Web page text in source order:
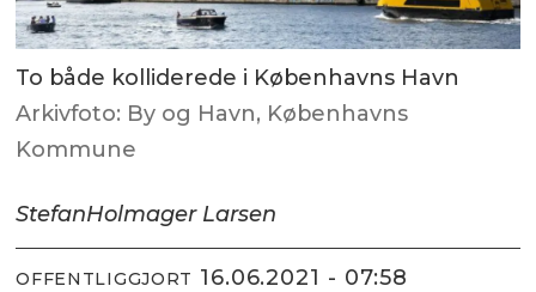
To både kolliderede i Københavns Havn
Arkivfoto: By og Havn, Københavns
Kommune
StefanHolmager Larsen
OFFENTLIGGJORT 16.06.2021 - 07:58